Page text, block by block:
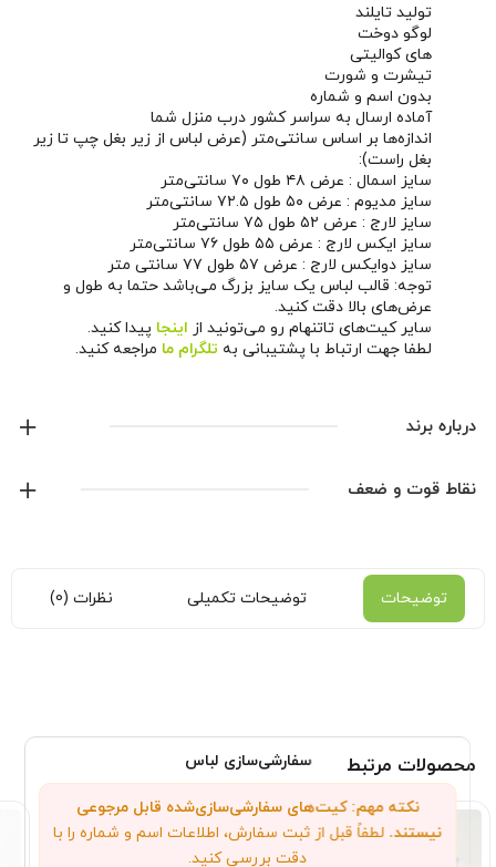
سفارشی‌سازی لباس
نکته مهم: کیت‌های سفارشی‌سازی‌شده قابل مرجوعی
نیستند. لطفاً قبل از ثبت سفارش، اطلاعات اسم و شماره را با
دقت بررسی کنید.
تولید تایلند
لوگو دوخت
های کوالیتی
تیشرت و شورت
بدون اسم و شماره
آماده ارسال به سراسر کشور درب منزل شما
اندازه‌ها بر اساس سانتی‌متر (عرض لباس از زیر بغل چپ تا زیر
بغل راست):
سایز اسمال : عرض ۴۸ طول ۷۰ سانتی‌متر
سایز مدیوم : عرض ۵۰ طول ۷۲.۵ سانتی‌متر
سایز لارج : عرض ۵۲ طول ۷۵ سانتی‌متر
سایز ایکس لارج : عرض ۵۵ طول ۷۶ سانتی‌متر
سایز دوایکس لارج : عرض ۵۷ طول ۷۷ سانتی متر
توجه: قالب لباس یک سایز بزرگ می‌باشد حتما به طول و
عرض‌های بالا دقت کنید.
سایر کیت‌های تاتنهام رو می‌تونید از اینجا پیدا کنید.
لطفا جهت ارتباط با پشتیبانی به تلگرام ما مراجعه کنید.
درباره برند
نایک
نقاط قوت و ضعف
توضیحات توضیحات تکمیلی نظرات (0)
محصولات مرتبط